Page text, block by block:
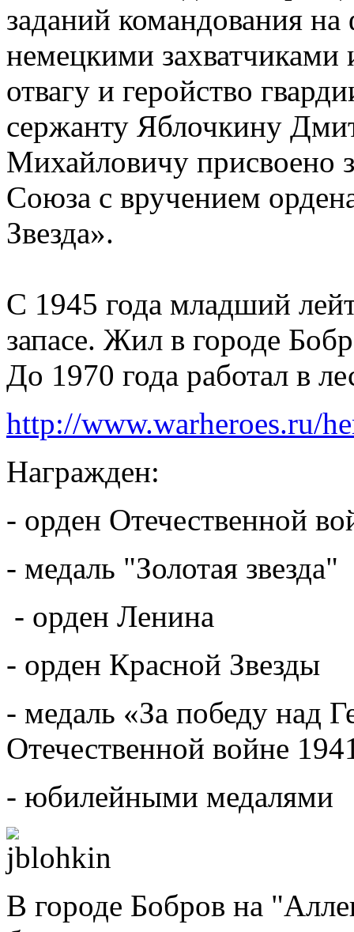
заданий командования
немецкими
отвагу и геройство
сержанту Яблочкину
Михайловичу присвоено
Союза с вручением
Звезда».
С 1945 года младший
запасе. Жил в городе
До 1970 года работал в
http://www.warheroes.ru/
Награжден:
- орден Отечественной
- медаль "Золотая
- орден Ленина
- орден Красной Звезды
- медаль «За победу над
Отечественной войне
- юбилейными
В городе Бобров на